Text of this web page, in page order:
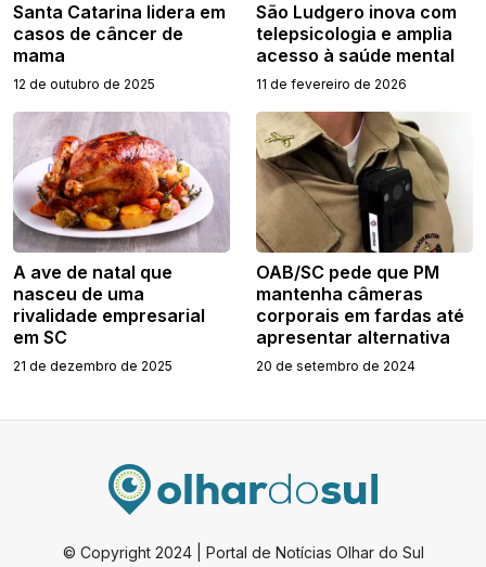
Santa Catarina lidera em
casos de câncer de
mama
12 de outubro de 2025
São Ludgero inova com
telepsicologia e amplia
acesso à saúde mental
11 de fevereiro de 2026
A ave de natal que
nasceu de uma
rivalidade empresarial
em SC
21 de dezembro de 2025
OAB/SC pede que PM
mantenha câmeras
corporais em fardas até
apresentar alternativa
20 de setembro de 2024
© Copyright 2024 | Portal de Notícias Olhar do Sul